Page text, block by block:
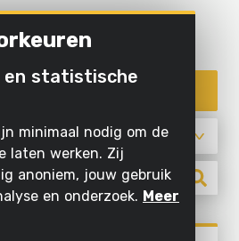
water
met
Opblazen
en laten
leeglopen
en statistische
minimaal nodig om de
laten werken. Zij
anoniem, jouw gebruik
en onderzoek. Meer